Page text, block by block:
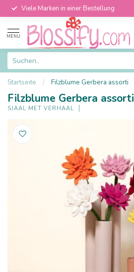
Viele Marken in einer Bestellung
MENU
Startseite / Filzblume Gerbera assorti
Filzblume Gerbera assorti
SJAAL MET VERHAAL